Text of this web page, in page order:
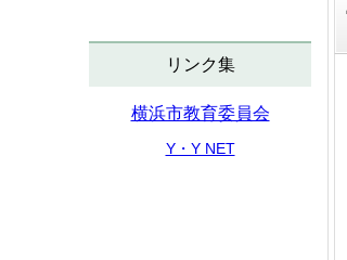
リンク集
横浜市教育委員会
Y・Y NET